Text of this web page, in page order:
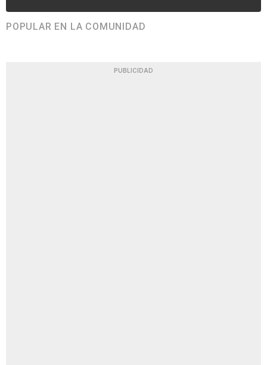
POPULAR EN LA COMUNIDAD
PUBLICIDAD